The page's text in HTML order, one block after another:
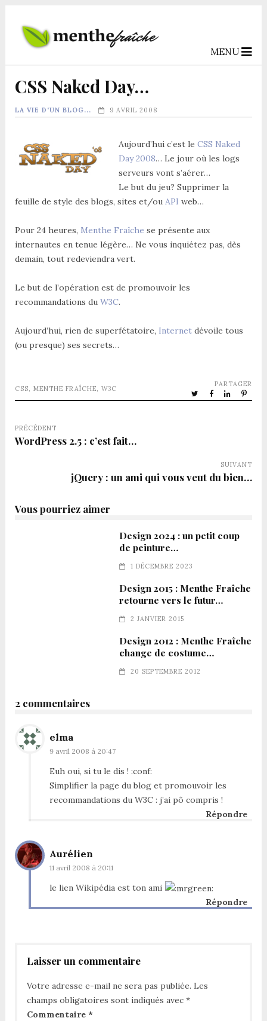
MENU
CSS Naked Day…
LA VIE D'UN BLOG... 9 AVRIL 2008
Aujourd’hui c’est le CSS Naked
Day 2008… Le jour où les logs
serveurs vont s’aérer…
Le but du jeu? Supprimer la
feuille de style des blogs, sites et/ou API web…
Pour 24 heures, Menthe Fraîche se présente aux
internautes en tenue légère… Ne vous inquiétez pas, dès
demain, tout redeviendra vert.
Le but de l’opération est de promouvoir les
recommandations du W3C.
Aujourd’hui, rien de superfétatoire, Internetdévoile tous
(ou presque) ses secrets…
CSS, MENTHE FRAÎCHE, W3C
PARTAGER
PRÉCÉDENT
WordPress 2.5 : c’est fait…
SUIVANT
jQuery : un ami qui vous veut du bien…
Vous pourriez aimer
Design 2024 : un petit coup
de peinture…
1 DÉCEMBRE 2023
Design 2015 : Menthe Fraîche
retourne vers le futur…
2 JANVIER 2015
Design 2012 : Menthe Fraîche
change de costume…
20 SEPTEMBRE 2012
2 commentaires
elma
9 avril 2008 à 20:47
Euh oui, si tu le dis ! :conf:
Simplifier la page du blog et promouvoir les
recommandations du W3C : j’ai pô compris !
Répondre
Aurélien
11 avril 2008 à 20:11
le lien Wikipédia est ton ami
Répondre
Laisser un commentaire
Votre adresse e-mail ne sera pas publiée. Les
champs obligatoires sont indiqués avec *
Commentaire *